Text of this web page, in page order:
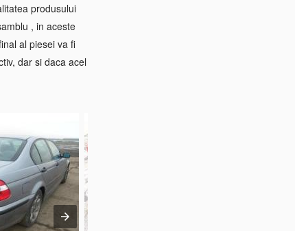
produsului
, in aceste
al piesei va fi
dar si daca acel